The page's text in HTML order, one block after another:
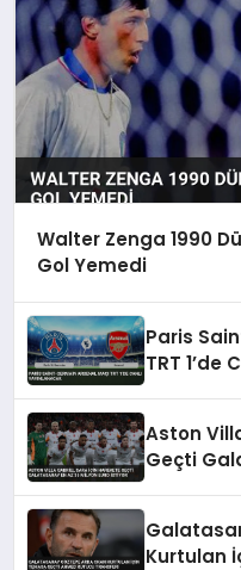
Walter Zenga 1990
Gol Yemedi
Paris
TRT 1’de
Aston
Geçti
Kurtulan